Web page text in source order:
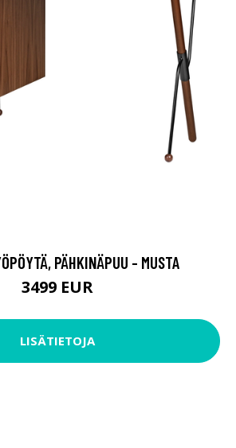
PÄHKINÄPUU - MUSTA
3499 EUR
LISÄTIETOJA